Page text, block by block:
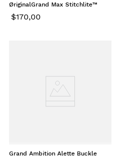
ØriginalGrand Max Stitchlite™
$170,00
Grand Ambition Alette Buckle